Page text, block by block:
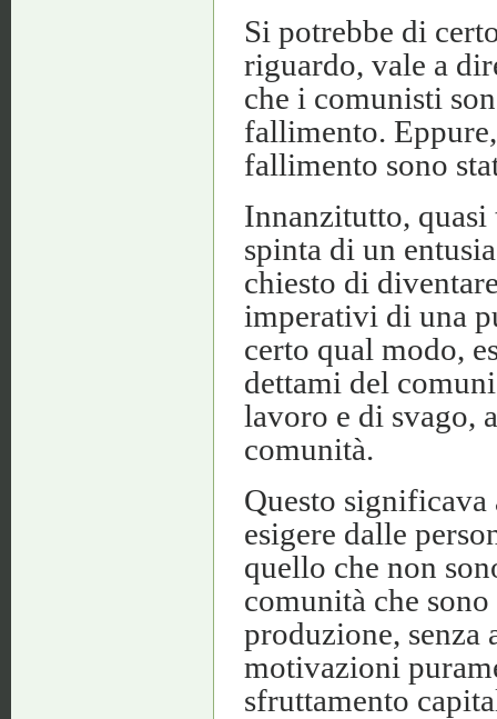
Si potrebbe di
riguardo, vale a
che i comunisti
fallimento.
fallimento sono
Innanzitutto, quasi
spinta di un
chiesto di
imperativi di una
certo qual modo,
dettami del
lavoro e di svago,
comunità.
Questo significava
esigere dalle
quello che non
comunità che
produzione, senza
motivazioni
sfruttamento